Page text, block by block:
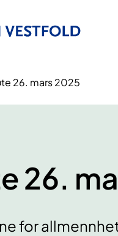
26. mars 2025
26.
for